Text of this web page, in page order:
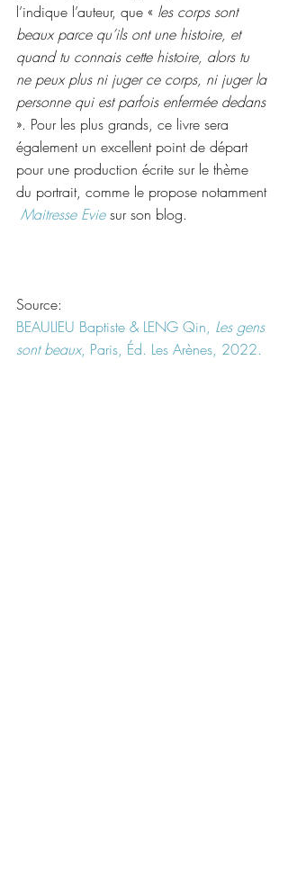
l’indique l’auteur, que « les corps sont
beaux parce qu’ils ont une histoire, et
quand tu connais cette histoire, alors tu
ne peux plus ni juger ce corps, ni juger la
personne qui est parfois enfermée dedans
». Pour les plus grands, ce livre sera
également un excellent point de départ
pour une production écrite sur le thème
du portrait, comme le propose notamment
Maitresse Evie sur son blog.
Source:
BEAULIEU Baptiste & LENG Qin, Les gens
sont beaux, Paris, Éd. Les Arènes, 2022.